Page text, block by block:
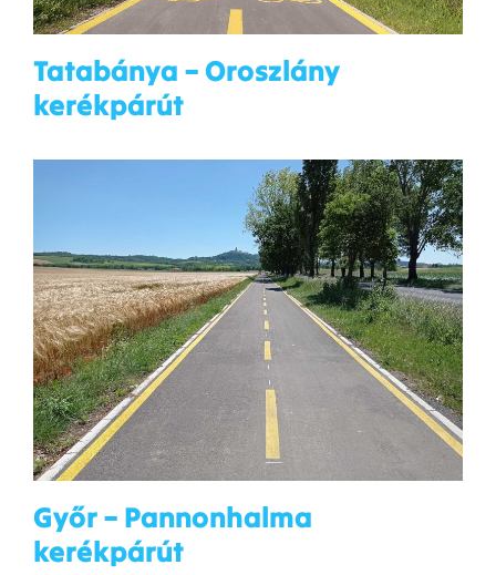
Tatabánya – Oroszlány
kerékpárút
Győr – Pannonhalma
kerékpárút